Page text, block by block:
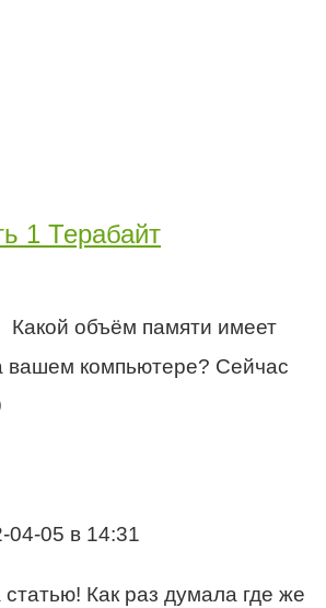
1 Терабайт
объём памяти имеет
вашем компьютере? Сейчас
04-05 в 14:31
Как раз думала где же